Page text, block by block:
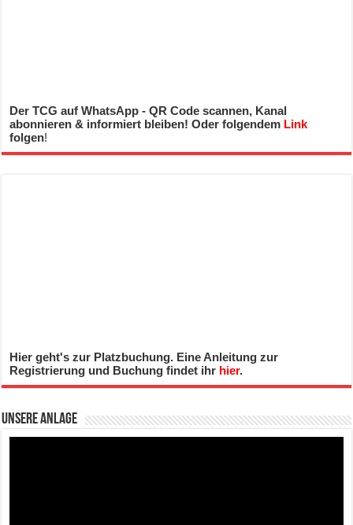
Der TCG auf WhatsApp - QR Code scannen, Kanal
abonnieren & informiert bleiben! Oder folgendem Link
folgen!
Hier geht's zur Platzbuchung. Eine Anleitung zur
Registrierung und Buchung findet ihr hier.
Unsere Anlage